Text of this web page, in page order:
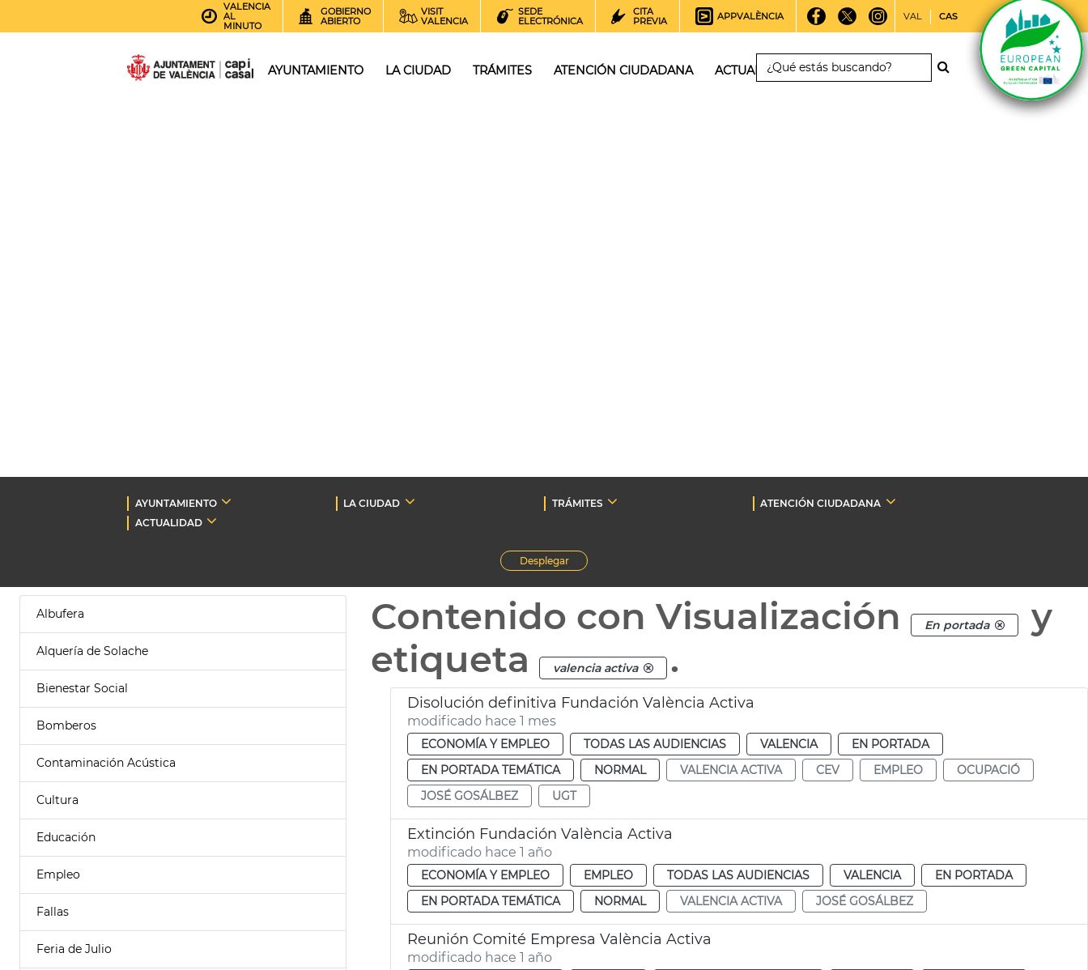
VALENCIA
AL
MINUTO
GOBIERNO
ABIERTO
VISIT
VALENCIA
SEDE
ELECTRÓNICA
CITA
PREVIA
APPVALÈNCIA VAL CAS
AYUNTAMIENTO LA CIUDAD TRÁMITES ATENCIÓN CIUDADANA ACTUALIDAD
AYUNTAMIENTO LA CIUDAD TRÁMITES
ATENCIÓN CIUDADANA
ACTUALIDAD
Desplegar
Albufera
Alquería de Solache
Bienestar Social
Bomberos
Contaminación Acústica
Cultura
Educación
Empleo
Fallas
Feria de Julio
Contenido con Visualización En portada
y
etiqueta
valencia activa .
Disolución definitiva Fundación València Activa
modificado hace 1 mes
ECONOMÍA Y EMPLEO TODAS LAS AUDIENCIAS VALENCIA
EN PORTADA
EN PORTADA TEMÁTICA
NORMAL VALENCIA ACTIVA CEV EMPLEO
OCUPACIÓ
JOSÉ GOSÁLBEZ
UGT
Extinción Fundación València Activa
modificado hace 1 año
ECONOMÍA Y EMPLEO EMPLEO TODAS LAS AUDIENCIAS VALENCIA
EN PORTADA
EN PORTADA TEMÁTICA
NORMAL VALENCIA ACTIVA JOSÉ GOSÁLBEZ
Reunión Comité Empresa València Activa
modificado hace 1 año